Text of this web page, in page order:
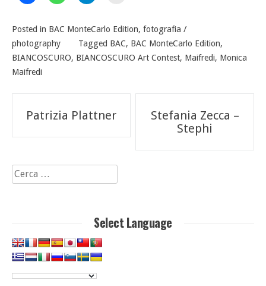
Posted in BAC MonteCarlo Edition, fotografia /
photography
Tagged BAC, BAC MonteCarlo Edition,
BIANCOSCURO, BIANCOSCURO Art Contest, Maifredi, Monica
Maifredi
Navigazione
articoli
Patrizia Plattner
Stefania Zecca –
Stephi
Ricerca
per:
Select Language